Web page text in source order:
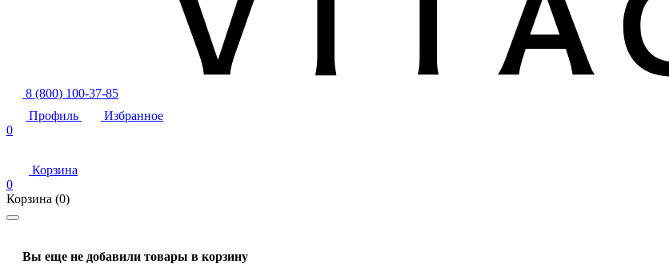
8 (800) 100-37-85
Профиль
Избранное
0
Корзина
0
Корзина (0)
Вы еще не добавили товары в корзину